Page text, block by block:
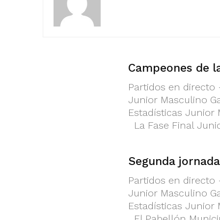
Campeones de
Partidos en directo
Junior Masculino
Estadísticas Junior
La Fase Final
Segunda
Partidos en directo
Junior Masculino
Estadísticas Junior